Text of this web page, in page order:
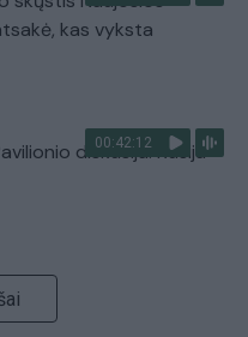
kas vyksta
00:42:12
diskusija: Rusija